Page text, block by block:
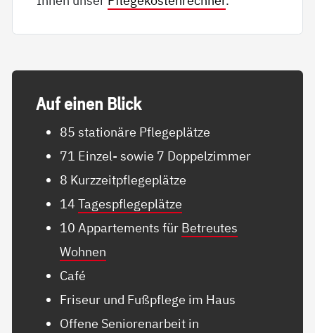
Auf ei­nen Blick
85 stationäre Pflegeplätze
71 Einzel- sowie 7 Doppelzimmer
8 Kurzzeitpflegeplätze
14Tagespflegeplätze
10 Appartements für Betreutes
Wohnen
Café
Friseur und Fußpflege im Haus
Offene Seniorenarbeit in